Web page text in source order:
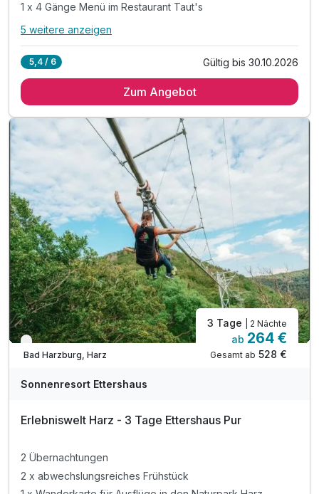
1 x 4 Gänge Menü im Restaurant Taut's
Alle Inklusivleistungen
2 x leckeres Frühstück
1 x 4 Gänge Menü im Restaurant Taut's
inkl. Nutzung des 1000m² großen Wellnessbereiches
inkl. Nutzung Innen- & Außenpool (Badelandschaft)
inkl. Saunalandschaft mit drei Saunen
inkl. Ruheraum mit Panorama-Fenster
inkl. Wlan Nutzung im Hotel
5 weitere anzeigen
5,4 / 6 Gültig bis 30.10.2026
Zum Angebot
Nur noch bis Oktober
Bad Harzburg, Harz
3 Tage | 2 Nächte
ab 264 €
Gesamt ab 528 €
Sonnenresort Ettershaus
Erlebniswelt Harz - 3 Tage Ettershaus Pur
2 Übernachtungen
2 x abwechslungsreiches Frühstück